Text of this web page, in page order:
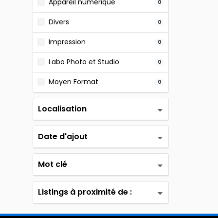
Appareil numérique 0
Divers 0
Impression 0
Labo Photo et Studio 0
Moyen Format 0
Localisation
Date d'ajout
Mot clé
Listings à proximité de :